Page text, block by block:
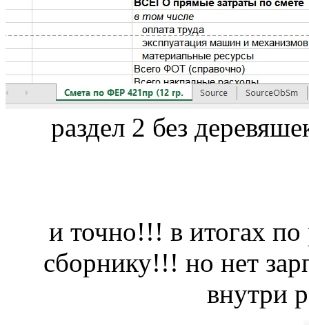
раздел 2 без
и точно!!! в итогах
сборнику!!! но нет
внутри